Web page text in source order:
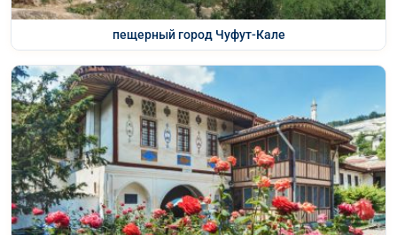
пещерный город Чуфут-Кале